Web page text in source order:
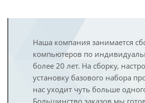
Наша компания занимается
компьютеров по
более 20 лет. На сборку,
установку базового набора
нас уходит чуть больше
Большинство заказов мы